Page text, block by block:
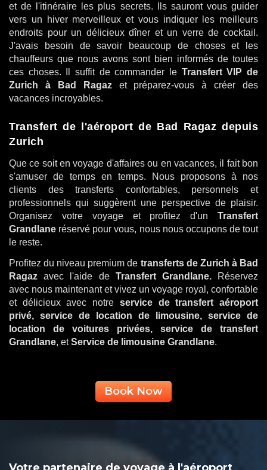
et de l'itinéraire les plus secrets. Ils sauront vous guider
vers un hiver merveilleux et vous indiquer les meilleurs
endroits pour un délicieux dîner et un verre de cocktail.
J'avais besoin de savoir beaucoup de choses et les
chauffeurs que nous avons sont bien informés de toutes
ces choses. Il suffit de commander le Transfert VIP de
Zurich à Bad Ragaz et préparez-vous à créer des
vacances incroyables.
Transfert de l'aéroport de Bad Ragaz depuis
Zurich
Que ce soit en voyage d'affaires ou en vacances, il fait bon
s'amuser de temps en temps. Nous proposons à nos
clients des transferts confortables, personnels et
professionnels qui suggèrent une perspective de plaisir.
Organisez votre voyage et profitez d'un Transfert
Grandlane réservé pour vous, nous nous occupons de tout
le reste.
Profitez du niveau premium de transferts de Zurich à Bad
Ragaz avec l'aide deTransfert Grandlane.Réservez
avec nous maintenant et vivez un voyage royal, confortable
et délicieux avec notre service de transfert aéroport
privé, service de location de limousine, service de
location de voitures privées, service de transfert
Grandlane, etService de limousine Grandlane.
Book Now